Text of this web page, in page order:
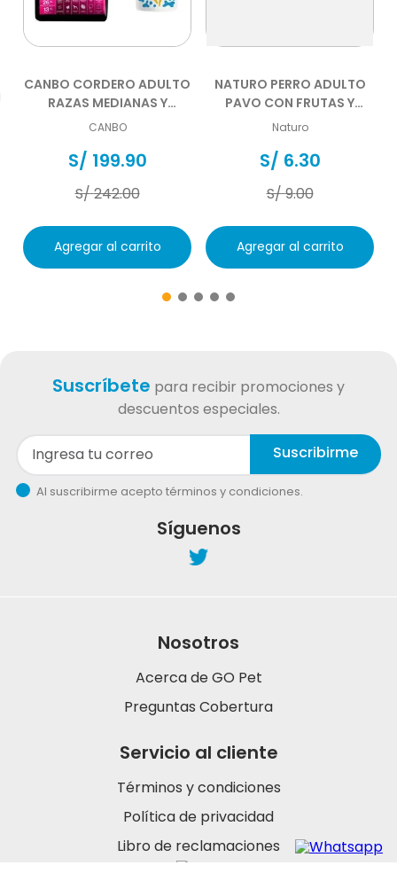
CANBO CORDERO ADULTO
RAZAS MEDIANAS Y
GRANDES 15 KG
CANBO
S/ 199.90
S/242.00
Agregar al carrito
NATURO PERRO ADULTO
PAVO CON FRUTAS Y
VEGETALES POUCH 100 GR
Naturo
S/ 6.30
S/9.00
Agregar al carrito
Suscríbete para recibir promociones y
descuentos especiales.
Suscribirme
Al suscribirme acepto términos y condiciones.
Síguenos
Servicio al cliente
Términos y condiciones
Política de privacidad
Libro de reclamaciones
Nosotros
Acerca de GO Pet
Preguntas Cobertura